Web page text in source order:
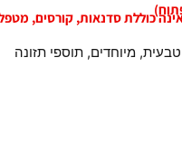
כוללת סדנאות, קורסים,
טבעית, מיוחדים, תוספי תזונה